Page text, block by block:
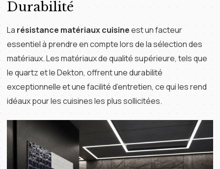
Durabilité
La résistance matériaux cuisineest un facteur
essentiel à prendre en compte lors de la sélection des
matériaux. Les matériaux de qualité supérieure, tels que
le quartz et le Dekton, offrent une durabilité
exceptionnelle et une facilité d’entretien, ce qui les rend
idéaux pour les cuisines les plus sollicitées.